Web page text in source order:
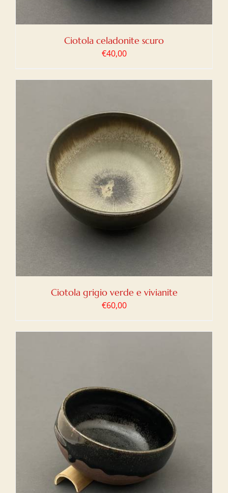
Ciotola celadonite scuro
€40,00
Ciotola grigio verde e vivianite
€60,00